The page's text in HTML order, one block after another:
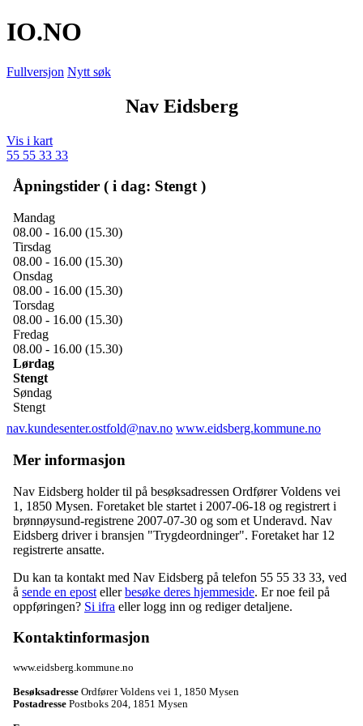
IO.NO
Fullversjon Nytt søk
Nav Eidsberg
Vis i kart
55 55 33 33
Åpningstider ( i dag: Stengt )
Mandag
08.00 - 16.00 (15.30)
Tirsdag
08.00 - 16.00 (15.30)
Onsdag
08.00 - 16.00 (15.30)
Torsdag
08.00 - 16.00 (15.30)
Fredag
08.00 - 16.00 (15.30)
Lørdag
Stengt
Søndag
Stengt
nav.kundesenter.ostfold@nav.no www.eidsberg.kommune.no
Mer informasjon
Nav Eidsberg holder til på besøksadressen Ordfører Voldens vei
1 , 1850 Mysen. Foretaket ble startet i 2007-06-18 og registrert i
brønnøysund-registrene 2007-07-30 og som et Underavd. Nav
Eidsberg driver i bransjen "Trygdeordninger". Foretaket har 12
registrerte ansatte.
Du kan ta kontakt med Nav Eidsberg på telefon 55 55 33 33, ved
å sende en epost ellerbesøke deres hjemmeside. Er noe feil på
oppføringen? Si ifra eller logg inn og rediger detaljene.
Kontaktinformasjon
www.eidsberg.kommune.no
Besøksadresse Ordfører Voldens vei 1, 1850 Mysen
Postadresse Postboks 204, 1851 Mysen